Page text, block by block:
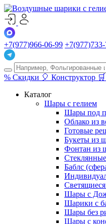
+7(977)966-06-99
% Скидки 🎈 Конструктор 🛒
Каталог
Шары с гелием
Шары под
Облако из
Готовые
Букеты из
Фонтан из
Баблс
Шары с
Шарики с
Шары без
Шары с